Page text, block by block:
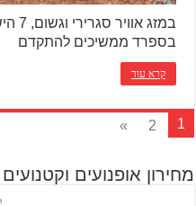
בספרד ממשיכים להתקדם
קרא עוד
1
2
»
מחירון אופנועים וקטנועים